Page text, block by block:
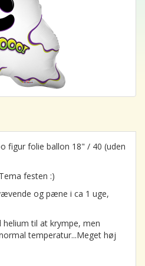
figur folie ballon 18" / 40 (uden
festen :)
og pæne i ca 1 uge,
til at krympe, men
temperatur...Meget høj